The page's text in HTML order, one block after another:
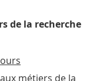
de la recherche
métiers de la